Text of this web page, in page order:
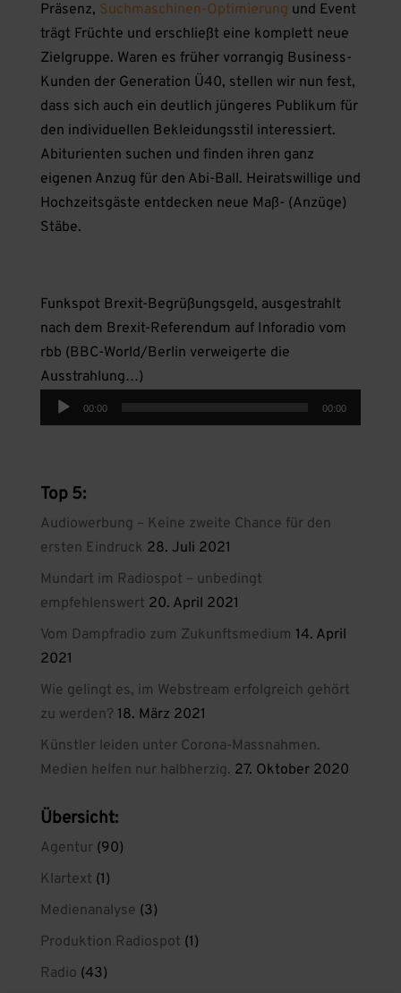
Präsenz, Suchmaschinen-Optimierung und Event
trägt Früchte und erschließt eine komplett neue
Zielgruppe. Waren es früher vorrangig Business-
Kunden der Generation Ü40, stellen wir nun fest,
dass sich auch ein deutlich jüngeres Publikum für
den individuellen Bekleidungsstil interessiert.
Abiturienten suchen und finden ihren ganz
eigenen Anzug für den Abi-Ball. Heiratswillige und
Hochzeitsgäste entdecken neue Maß- (Anzüge)
Stäbe.
Funkspot Brexit-Begrüßungsgeld, ausgestrahlt
nach dem Brexit-Referendum auf Inforadio vom
rbb (BBC-World/Berlin verweigerte die
Ausstrahlung…)
Audio-
Player
00:00 00:00
Top 5:
Audiowerbung – Keine zweite Chance für den
ersten Eindruck 28. Juli 2021
Mundart im Radiospot – unbedingt
empfehlenswert 20. April 2021
Vom Dampfradio zum Zukunftsmedium 14. April
2021
Wie gelingt es, im Webstream erfolgreich gehört
zu werden? 18. März 2021
Künstler leiden unter Corona-Massnahmen.
Medien helfen nur halbherzig. 27. Oktober 2020
Übersicht:
Agentur(90)
Klartext (1)
Medienanalyse (3)
Produktion Radiospot (1)
Radio (43)